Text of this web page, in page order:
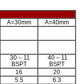
A=30mm
A=40mm
30 – 11
BSPT
40 – 11
BSPT
16
20
5.5 6.3